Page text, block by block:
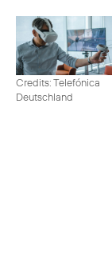
Credits: Telefónica
Deutschland